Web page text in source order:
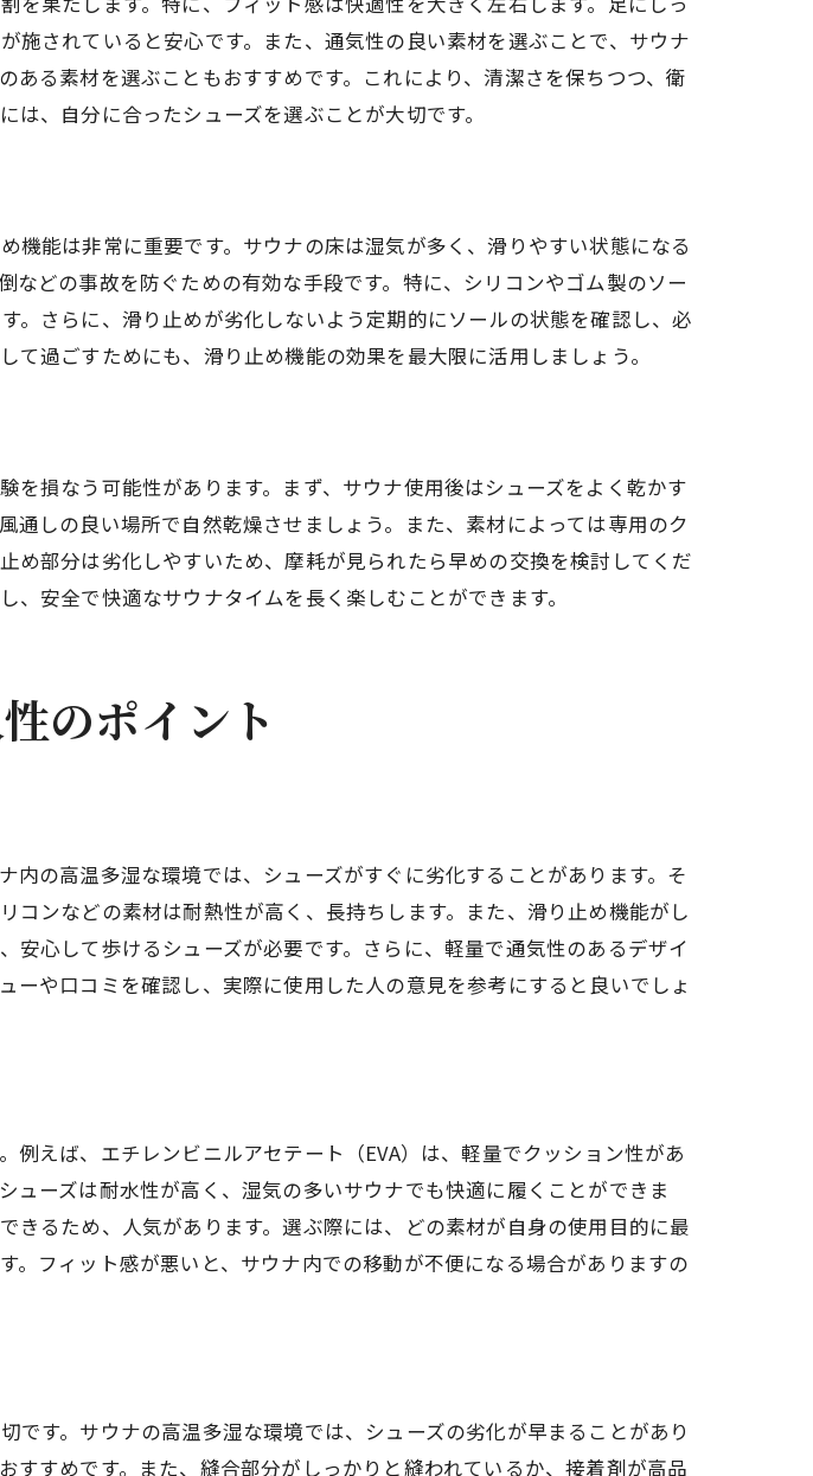
品質チェックポイント
耐久性の確認
シューズ選びのコツ
めるサウナ用シューズ
するための選び方
ナの楽しさを倍増させる秘訣
シュを促すシューズ
の快適さを追求
ためのシューズ選び
したサウナ用シューズ
ューズ選択
させるためのアイテム選び
り良いものにする工夫
ナ用シューズの選び方
されていると安心です。また、通気性の良い素材を選ぶことで、サウナ
る素材を選ぶこともおすすめです。これにより、清潔さを保ちつつ、衛
、自分に合ったシューズを選ぶことが大切です。
能は非常に重要です。サウナの床は湿気が多く、滑りやすい状態になる
どの事故を防ぐための有効な手段です。特に、シリコンやゴム製のソー
さらに、滑り止めが劣化しないよう定期的にソールの状態を確認し、必
過ごすためにも、滑り止め機能の効果を最大限に活用しましょう。
損なう可能性があります。まず、サウナ使用後はシューズをよく乾かす
しの良い場所で自然乾燥させましょう。また、素材によっては専用のク
め部分は劣化しやすいため、摩耗が見られたら早めの交換を検討してくだ
安全で快適なサウナタイムを長く楽しむことができます。
のポイント
の高温多湿な環境では、シューズがすぐに劣化することがあります。そ
ンなどの素材は耐熱性が高く、長持ちします。また、滑り止め機能がし
心して歩けるシューズが必要です。さらに、軽量で通気性のあるデザイ
や口コミを確認し、実際に使用した人の意見を参考にすると良いでしょ
えば、エチレンビニルアセテート（EVA）は、軽量でクッション性があ
ーズは耐水性が高く、湿気の多いサウナでも快適に履くことができま
るため、人気があります。選ぶ際には、どの素材が自身の使用目的に最
フィット感が悪いと、サウナ内での移動が不便になる場合がありますの
す。サウナの高温多湿な環境では、シューズの劣化が早まることがあり
すめです。また、縫合部分がしっかりと縫われているか、接着剤が高品